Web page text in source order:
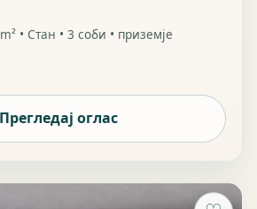
• Стан • 3 соби • приземје
Прегледај оглас